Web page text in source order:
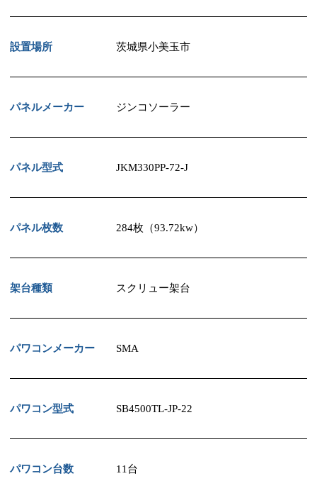
設置場所 茨城県小美玉市
パネルメーカー ジンコソーラー
パネル型式 JKM330PP-72-J
パネル枚数 284枚（93.72kw）
架台種類 スクリュー架台
パワコンメーカー SMA
パワコン型式 SB4500TL-JP-22
パワコン台数 11台